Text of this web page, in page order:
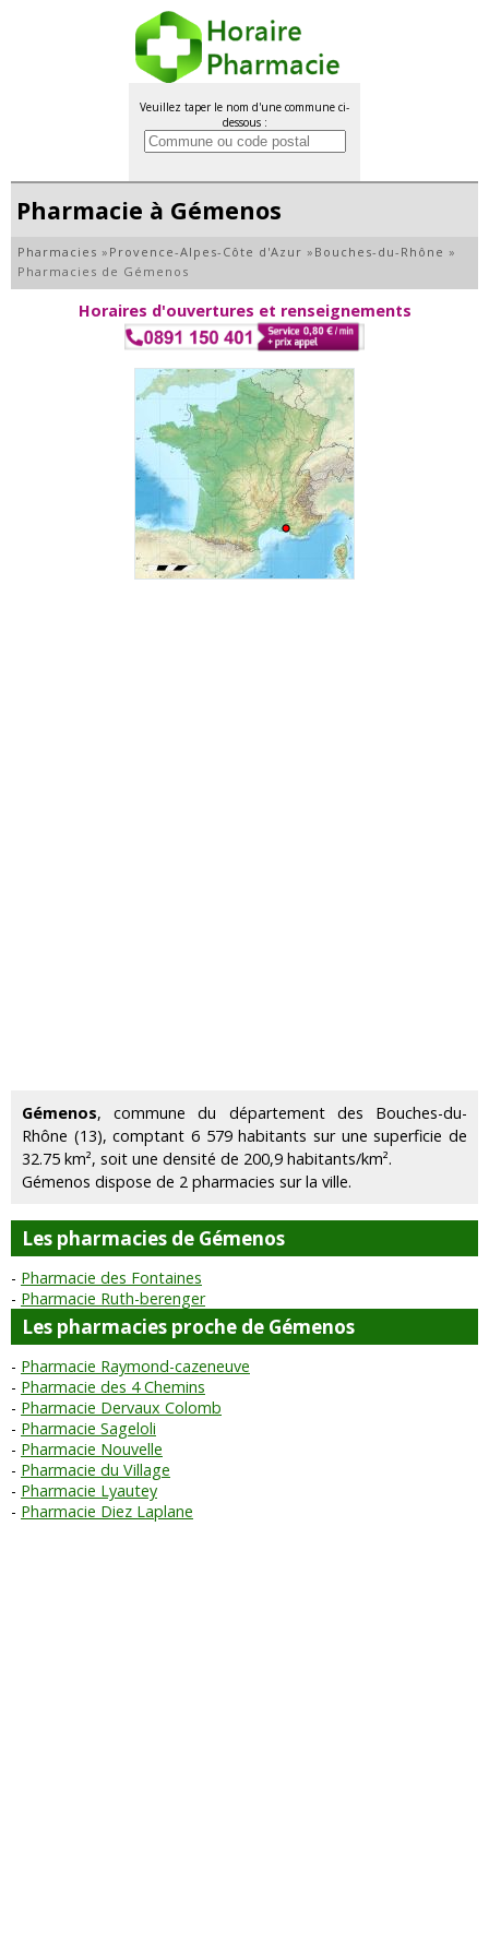
Veuillez taper le nom d'une commune ci-
dessous :
Pharmacie à Gémenos
Pharmacies » Provence-Alpes-Côte d'Azur » Bouches-du-Rhône »
Pharmacies de Gémenos
Horaires d'ouvertures et renseignements
Gémenos, commune du département des Bouches-du-
Rhône (13), comptant 6 579 habitants sur une superficie de
32.75 km², soit une densité de 200,9 habitants/km².
Gémenos dispose de 2 pharmacies sur la ville.
Les pharmacies de Gémenos
Pharmacie des Fontaines
Pharmacie Ruth-berenger
Les pharmacies proche de Gémenos
Pharmacie Raymond-cazeneuve
Pharmacie des 4 Chemins
Pharmacie Dervaux Colomb
Pharmacie Sageloli
Pharmacie Nouvelle
Pharmacie du Village
Pharmacie Lyautey
Pharmacie Diez Laplane